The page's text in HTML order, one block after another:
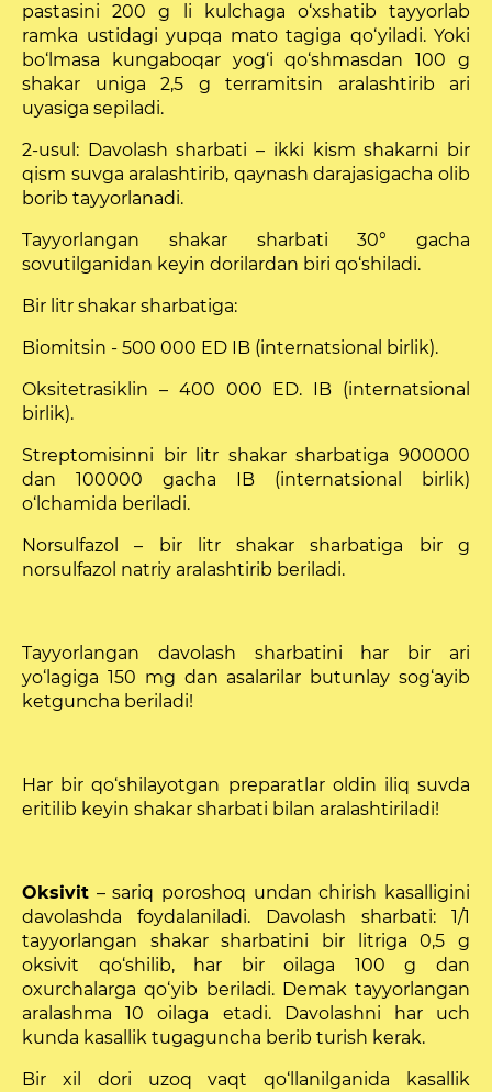
pastasini 200 g li kulchaga o‘xshatib tayyorlab
ramka ustidagi yupqa mato tagiga qo‘yiladi. Yoki
bo‘lmasa kungaboqar yog‘i qo‘shmasdan 100 g
shakar uniga 2,5 g terramitsin aralashtirib ari
uyasiga sepiladi.
2-usul: Davolash sharbati – ikki kism shakarni bir
qism suvga aralashtirib, qaynash darajasigacha olib
borib tayyorlanadi.
Tayyorlangan shakar sharbati 30° gacha
sovutilganidan keyin dorilardan biri qo‘shiladi.
Bir litr shakar sharbatiga:
Biomitsin - 500 000 ED IB (internatsional birlik).
Oksitetrasiklin – 400 000 ED. IB (internatsio­nal
birlik).
Streptomisinni bir litr shakar sharbatiga 900000
dan 100000 gacha IB (internatsional birlik)
o‘lchamida beriladi.
Norsulfazol – bir litr shakar sharbatiga bir g
norsulfazol natriy aralashtirib beriladi.
Tayyorlangan davolash sharbatini har bir ari
yo‘lagiga 150 mg dan asalarilar butunlay sog‘ayib
ketguncha beriladi!
Har bir qo‘shilayotgan preparatlar oldin iliq suvda
eritilib keyin shakar sharbati bilan aralashtiriladi!
Oksivit – sariq poroshoq undan chirish kasalligini
davolashda foydalaniladi. Davolash sharbati: 1/1
tayyorlangan shakar sharbatini bir litriga 0,5 g
oksivit qo‘shilib, har bir oilaga 100 g dan
oxurchalarga qo‘yib be­riladi. Demak tayyorlangan
aralashma 10 oilaga etadi. Davolashni har uch
kunda kasallik tugaguncha berib turish kerak.
Bir xil dori uzoq vaqt qo‘llanilganida kasallik